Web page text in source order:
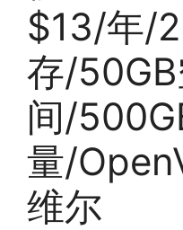
$13/年/
存/
间/
量/
维尔